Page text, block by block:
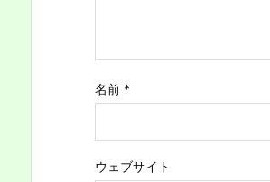
名前 *
ウェブサイト